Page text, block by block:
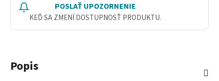
POSLAŤ UPOZORNENIE
KEĎ SA ZMENÍ DOSTUPNOSŤ PRODUKTU.
Popis